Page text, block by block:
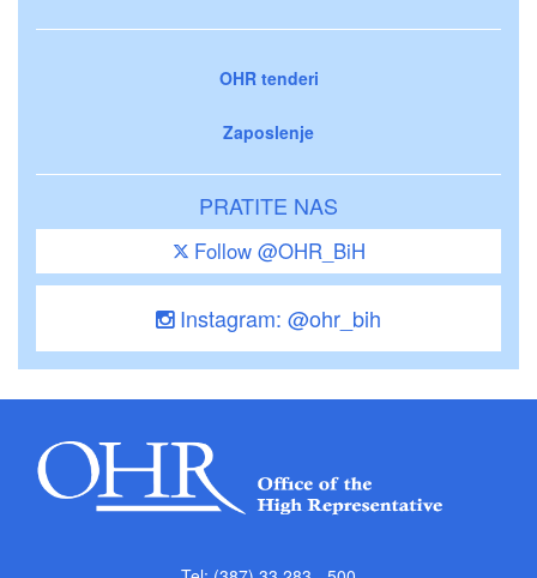
OHR tenderi
Zaposlenje
PRATITE NAS
Follow @OHR_BiH
Instagram: @ohr_bih